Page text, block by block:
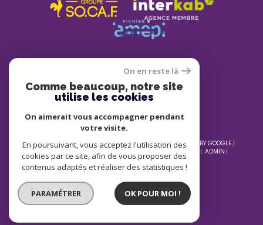
© 2026 | TOUS DROITS RÉSERVÉS | TRADUCTION POWERED BY GOOGLE |
NOS HONORAIRES
PLAN DU SITE MENTIONS LÉGALES
ADMIN
NOS LIENS
POLITIQUE RGPD COOKIES
On en reste là
Comme beaucoup, notre site
utilise les cookies
On aimerait vous accompagner pendant
votre visite.
En poursuivant, vous acceptez l'utilisation des
cookies par ce site, afin de vous proposer des
contenus adaptés et réaliser des statistiques !
PARAMÉTRER OK POUR MOI !